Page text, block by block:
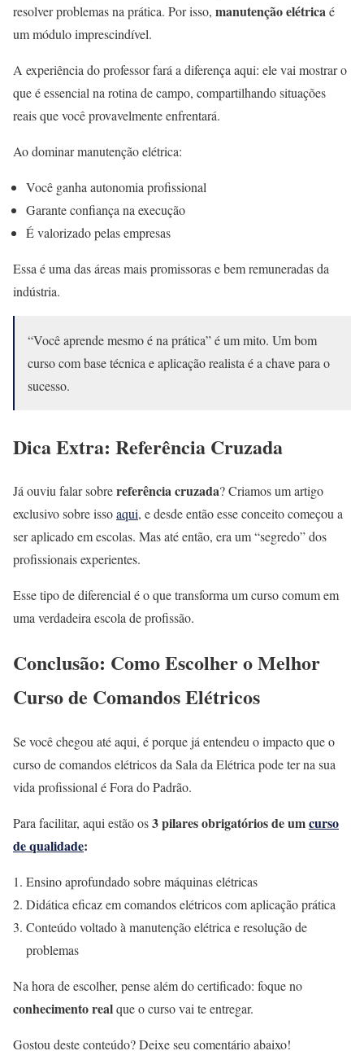
resolver problemas na prática. Por isso, manutenção elétrica é
um módulo imprescindível.
A experiência do professor fará a diferença aqui: ele vai mostrar o
que é essencial na rotina de campo, compartilhando situações
reais que você provavelmente enfrentará.
Ao dominar manutenção elétrica:
Você ganha autonomia profissional
Garante confiança na execução
É valorizado pelas empresas
Essa é uma das áreas mais promissoras e bem remuneradas da
indústria.
“Você aprende mesmo é na prática” é um mito. Um bom
curso com base técnica e aplicação realista é a chave para o
sucesso.
Dica Extra: Referência Cruzada
Já ouviu falar sobrereferência cruzada? Criamos um artigo
exclusivo sobre issoaqui, e desde então esse conceito começou a
ser aplicado em escolas. Mas até então, era um “segredo” dos
profissionais experientes.
Esse tipo de diferencial é o que transforma um curso comum em
uma verdadeira escola de profissão.
Conclusão: Como Escolher o Melhor
Curso de Comandos Elétricos
Se você chegou até aqui, é porque já entendeu o impacto que o
curso de comandos elétricos da Sala da Elétrica pode ter na sua
vida profissional é Fora do Padrão.
Para facilitar, aqui estão os3 pilares obrigatórios de umcurso
de qualidade:
Ensino aprofundado sobre máquinas elétricas
Didática eficaz em comandos elétricos com aplicação prática
Conteúdo voltado à manutenção elétrica e resolução de
problemas
Na hora de escolher, pense além do certificado: foque no
conhecimento realque o curso vai te entregar.
Gostou deste conteúdo? Deixe seu comentário abaixo!